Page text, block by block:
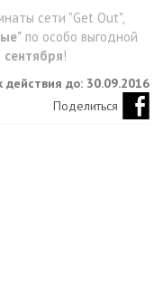
сети "Get Out",
по особо выгодной
сентября!
действия до: 30.09.2016
Поделиться